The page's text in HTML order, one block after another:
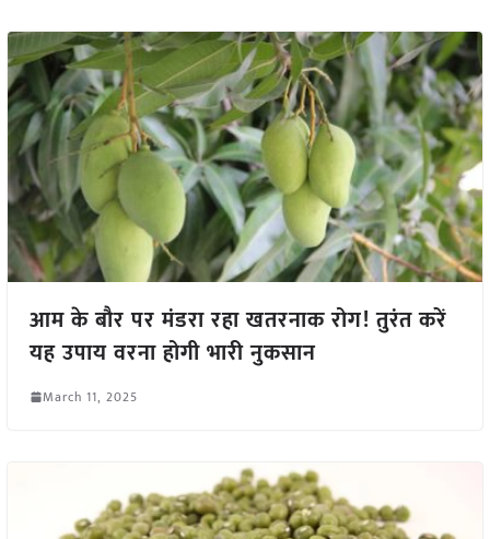
आम के बौर पर मंडरा रहा खतरनाक रोग! तुरंत करें
यह उपाय वरना होगी भारी नुकसान
March 11, 2025